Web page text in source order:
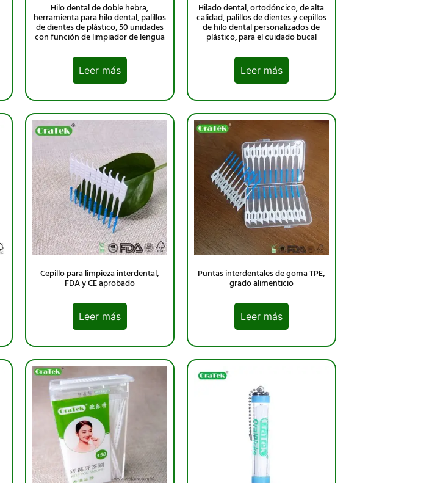
Hilo dental de doble hebra,
herramienta para hilo dental, palillos
de dientes de plástico, 50 unidades
con función de limpiador de lengua
Leer más
Hilado dental, ortodóncico, de alta
calidad, palillos de dientes y cepillos
de hilo dental personalizados de
plástico, para el cuidado bucal
Leer más
Cepillo para limpieza interdental,
FDA y CE aprobado
Leer más
Puntas interdentales de goma TPE,
grado alimenticio
Leer más